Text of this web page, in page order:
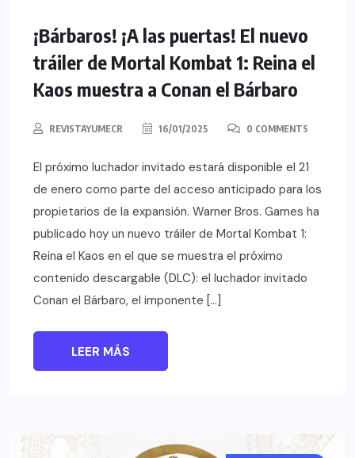
¡Bárbaros! ¡A las puertas! El nuevo
tráiler de Mortal Kombat 1: Reina el
Kaos muestra a Conan el Bárbaro
REVISTAYUMECR 16/01/2025 0 COMMENTS
El próximo luchador invitado estará disponible el 21
de enero como parte del acceso anticipado para los
propietarios de la expansión. Warner Bros. Games ha
publicado hoy un nuevo tráiler de Mortal Kombat 1:
Reina el Kaos en el que se muestra el próximo
contenido descargable (DLC): el luchador invitado
Conan el Bárbaro, el imponente […]
LEER MÁS